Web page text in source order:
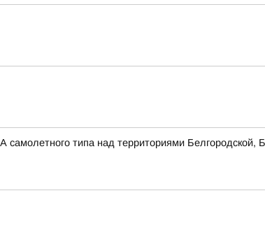
типа над территориями Белгородской,